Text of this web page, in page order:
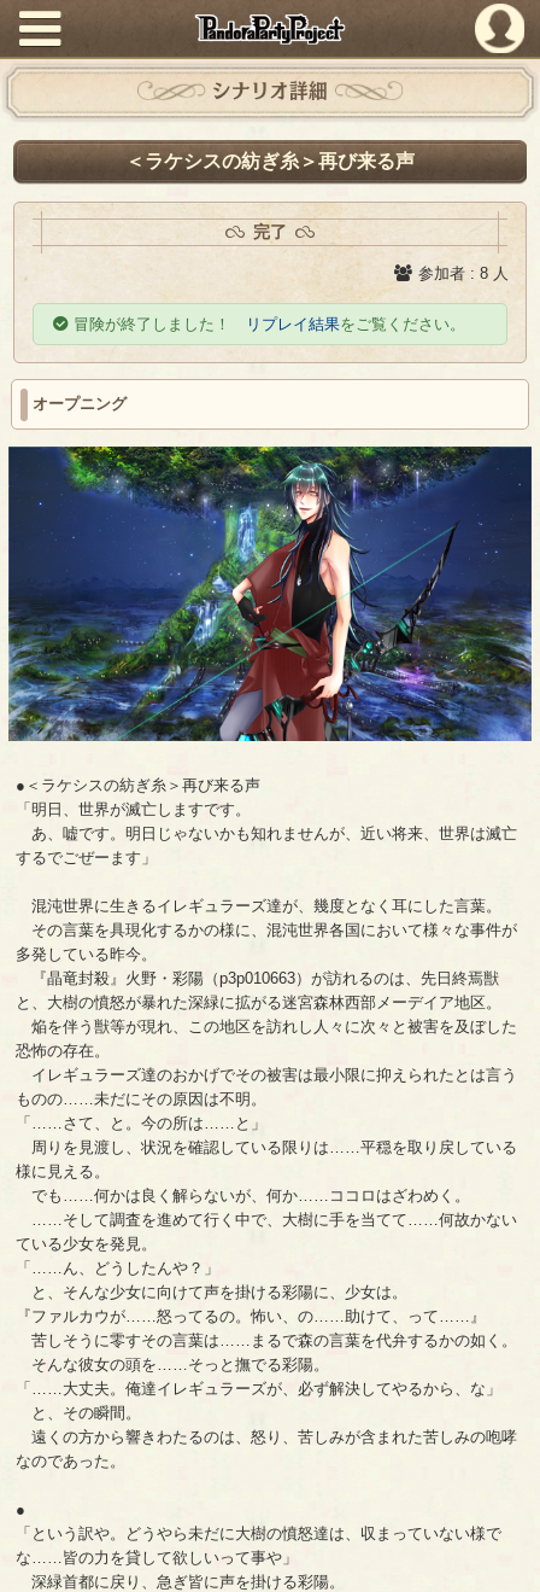
PandoraPartyProject
シナリオ詳細
＜ラケシスの紡ぎ糸＞再び来る声
完了
参加者 : 8 人
冒険が終了しました！ リプレイ結果をご覧ください。
オープニング
●＜ラケシスの紡ぎ糸＞再び来る声
「明日、世界が滅亡しますです。
あ、嘘です。明日じゃないかも知れませんが、近い将来、世界は滅亡
するでごぜーます」
混沌世界に生きるイレギュラーズ達が、幾度となく耳にした言葉。
その言葉を具現化するかの様に、混沌世界各国において様々な事件が
多発している昨今。
『晶竜封殺』火野・彩陽（p3p010663）が訪れるのは、先日終焉獣
と、大樹の憤怒が暴れた深緑に拡がる迷宮森林西部メーデイア地区。
焔を伴う獣等が現れ、この地区を訪れし人々に次々と被害を及ぼした
恐怖の存在。
イレギュラーズ達のおかげでその被害は最小限に抑えられたとは言う
ものの……未だにその原因は不明。
「……さて、と。今の所は……と」
周りを見渡し、状況を確認している限りは……平穏を取り戻している
様に見える。
でも……何かは良く解らないが、何か……ココロはざわめく。
……そして調査を進めて行く中で、大樹に手を当てて……何故かない
ている少女を発見。
「……ん、どうしたんや？」
と、そんな少女に向けて声を掛ける彩陽に、少女は。
『ファルカウが……怒ってるの。怖い、の……助けて、って……』
苦しそうに零すその言葉は……まるで森の言葉を代弁するかの如く。
そんな彼女の頭を……そっと撫でる彩陽。
「……大丈夫。俺達イレギュラーズが、必ず解決してやるから、な」
と、その瞬間。
遠くの方から響きわたるのは、怒り、苦しみが含まれた苦しみの咆哮
なのであった。
●
「という訳や。どうやら未だに大樹の憤怒達は、収まっていない様で
な……皆の力を貸して欲しいって事や」
深緑首都に戻り、急ぎ皆に声を掛ける彩陽。